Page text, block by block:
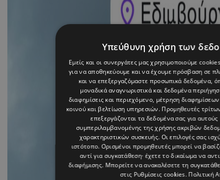
Υπεύθυνη χρήση των
Εμείς και οι συνεργάτες μας χρησιμοποιούμε
για να αποθηκεύουμε και να έχουμε πρόσβαση σε
και να επεξεργαζόμαστε προσωπικά δεδομένα,
μοναδικά αναγνωριστικά και δεδομένα
διαφημίσεις και περιεχόμενο, μέτρηση
κοινού και βελτίωση υπηρεσιών. Προμηθευτές
επεξεργάζονται τα δεδομένα σας για
συμπεριλαμβανομένης της χρήσης ακριβών
χαρακτηριστικών συσκευής. Οι επιλογές σας
ιστότοπο. Ορισμένοι προμηθευτές μπορεί να
αντί για συγκατάθεση· έχετε το δικαίωμα να
διαφήμισης. Μπορείτε να ανακαλέσετε τη
στις Ρυθμίσεις cookies. Πολιτική